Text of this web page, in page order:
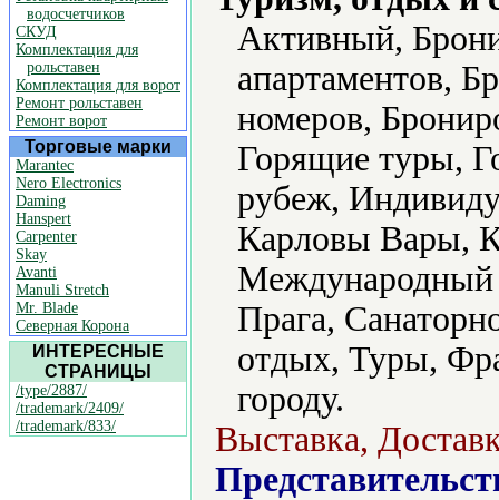
водосчетчиков
СКУД
Комплектация для
рольставен
Комплектация для ворот
Ремонт рольставен
Ремонт ворот
Торговые марки
Marantec
Nero Electronics
Daming
Hanspert
Carpenter
Skay
Avanti
Manuli Stretch
Mr. Blade
Северная Корона
ИНТЕРЕСНЫЕ
СТРАНИЦЫ
/type/2887/
/trademark/2409/
/trademark/833/
Активный,
апартаментов,
номеров,
Горящие туры,
рубеж,
Карловы Вары,
Международный
Прага,
отдых, Туры,
городу.
Выставка,